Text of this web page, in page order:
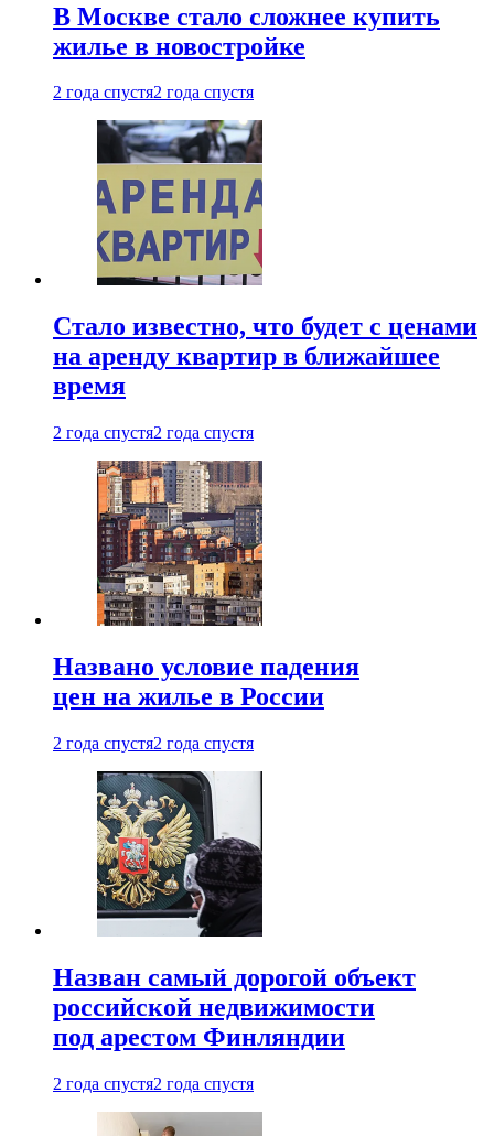
В Москве стало сложнее купить
жилье в новостройке
2 года спустя2 года спустя
Стало известно, что будет с ценами
на аренду квартир в ближайшее
время
2 года спустя2 года спустя
Названо условие падения
цен на жилье в России
2 года спустя2 года спустя
Назван самый дорогой объект
российской недвижимости
под арестом Финляндии
2 года спустя2 года спустя